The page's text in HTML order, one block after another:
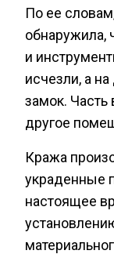
По ее
обнаружила,
и
исчезли, а
замок.
другое
Кража
украденные
настоящее